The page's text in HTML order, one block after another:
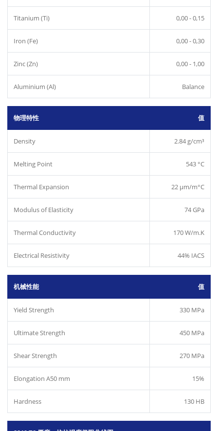
Titanium (Ti) 0,00 - 0,15
Iron (Fe) 0,00 - 0,30
Zinc (Zn) 0,00 - 1,00
Aluminium (Al) Balance
物理特性 值
Density 2.84 g/cm³
Melting Point 543 °C
Thermal Expansion 22 µm/m°C
Modulus of Elasticity 74 GPa
Thermal Conductivity 170 W/m.K
Electrical Resistivity 44% IACS
机械性能 值
Yield Strength 330 MPa
Ultimate Strength 450 MPa
Shear Strength 270 MPa
Elongation A50 mm 15%
Hardness 130 HB